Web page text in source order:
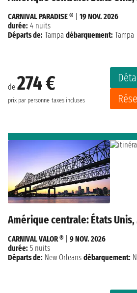
de 274 €
prix par personne taxes incluses
CARNIVAL PARADISE ®
19 NOV. 2026
durée: 4 nuits
Départs de: Tampa débarquement: Tampa
Amérique centrale: États
CARNIVAL VALOR ®
9 NOV. 2026
durée: 5 nuits
Départs de: New Orleans débarquement: